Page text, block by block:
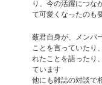
り、今の活躍につな
て可愛くなったのも
薮君自身が、メンバ
ことを言っていたり
れたことを語ったり
ています
他にも雑誌の対談で